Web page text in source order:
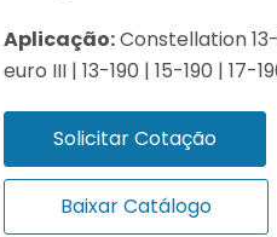
Aplicação:Constellation
euro III | 13-190 | 15-190 |
Solicitar Cotação
Baixar Catálogo